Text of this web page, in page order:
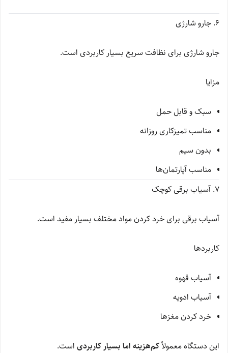
۶. جارو شارژی
جارو شارژی برای نظافت سریع بسیار کاربردی است.
مزایا
سبک و قابل حمل
مناسب تمیزکاری روزانه
بدون سیم
مناسب آپارتمان‌ها
۷. آسیاب برقی کوچک
آسیاب برقی برای خرد کردن مواد مختلف بسیار مفید است.
کاربردها
آسیاب قهوه
آسیاب ادویه
خرد کردن مغزها
این دستگاه معمولاًکم‌هزینه اما بسیار کاربردی است.